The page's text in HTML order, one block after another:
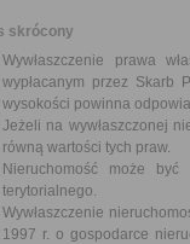
skrócony
Wywłaszczenie prawa
wypłacanym przez Skarb
wysokości powinna
Jeżeli na wywłaszczonej
równą wartości tych praw.
Nieruchomość może
terytorialnego.
Wywłaszczenie
1997 r. o gospodarce